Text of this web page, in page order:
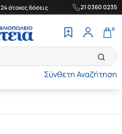
άτοκες δόσεις Δωρεάν
21 0360 0235
Σύνθετη Αναζήτηση
0